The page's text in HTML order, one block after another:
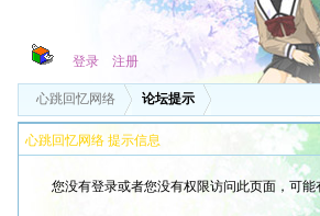
登录 注册
心跳回忆网络 论坛提示
心跳回忆网络 提示信息
您没有登录或者您没有权限访问此页面，可能